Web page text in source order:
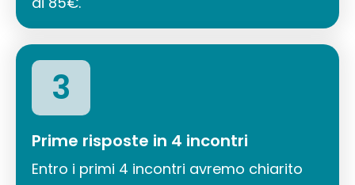
3
Prime risposte in 4 incontri
Entro i primi 4 incontri avremo chiarito